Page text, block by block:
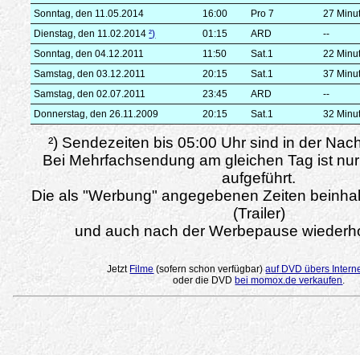
Sonntag, den 11.05.2014
16:00 Pro 7
27
Dienstag, den 11.02.2014²) 01:15 ARD
--
Sonntag, den 04.12.2011
11:50 Sat.1
22
Samstag, den 03.12.2011
20:15 Sat.1
37
Samstag, den 02.07.2011
23:45 ARD
--
Donnerstag, den 26.11.2009
20:15 Sat.1 32
²) Sendezeiten bis 05:00 Uhr sind in der
Bei Mehrfachsendung am gleichen Tag ist
aufgeführt.
Die als "Werbung" angegebenen Zeiten
(Trailer)
und auch nach der Werbepause
Jetzt Filme (sofern schon verfügbar)auf DVD übers
oder die DVD bei momox.de verkaufen.